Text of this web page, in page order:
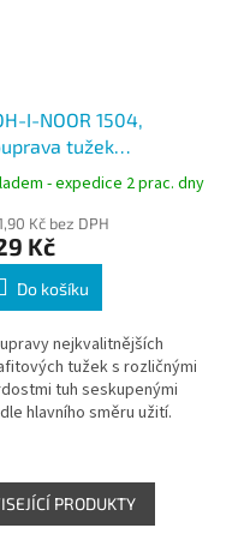
I-NOOR 1504,
tužek
24 ks
- expedice 2 prac. dny
Kč bez DPH
Kč
Do košíku
nejkvalitnějších
tužek s rozličnými
tuh seskupenými
hlavního směru užití.
PRODUKTY